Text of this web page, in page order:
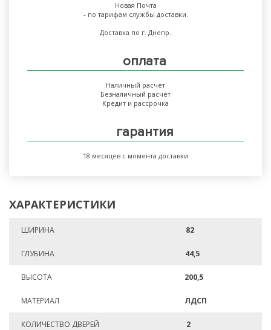
Новая Почта
- по тарифам службы доставки.
Доставка по г. Днепр.
оплата
Наличный расчёт
Безналичный расчёт
Кредит и рассрочка
гарантия
18 месяцев с момента доставки
ХАРАКТЕРИСТИКИ
ШИРИНА 82
ГЛУБИНА 44,5
ВЫСОТА 200,5
МАТЕРИАЛ ЛДСП
КОЛИЧЕСТВО ДВЕРЕЙ 2